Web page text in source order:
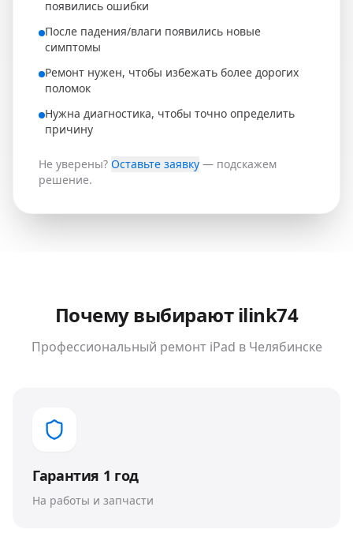
появились ошибки
После падения/влаги появились новые
симптомы
Ремонт нужен, чтобы избежать более дорогих
поломок
Нужна диагностика, чтобы точно определить
причину
Не уверены? Оставьте заявку — подскажем
решение.
Почему выбирают ilink74
Профессиональный ремонт iPad в Челябинске
Гарантия 1 год
На работы и запчасти